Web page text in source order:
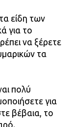
είδη των
για το
να ξέρετε
τα
πολύ
για
βέβαια, το